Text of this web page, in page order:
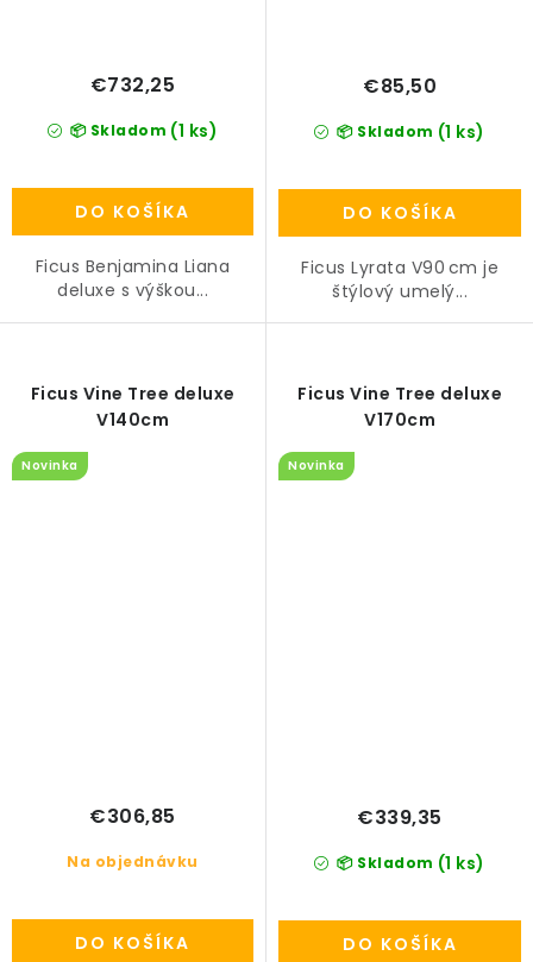
📦 Skladom (1 ks)
€732,25
DO KOŠÍKA
Ficus Benjamina Liana
deluxe s výškou...
📦 Skladom (1 ks)
€85,50
DO KOŠÍKA
Ficus Lyrata V90 cm je
štýlový umelý...
Ficus Vine Tree deluxe
V140cm
Novinka
Na objednávku
€306,85
DO KOŠÍKA
Ficus Vine Tree deluxe
V170cm
Novinka
📦 Skladom (1 ks)
€339,35
DO KOŠÍKA